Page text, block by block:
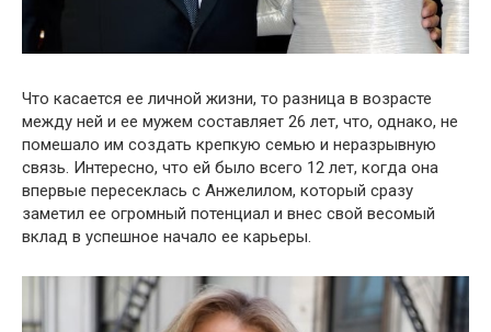
Что касается ее личной жизни, то разница в возрасте
между ней и ее мужем составляет 26 лет, что, однако, не
помешало им создать крепкую семью и неразрывную
связь. Интересно, что ей было всего 12 лет, когда она
впервые пересеклась с Анжелилом, который сразу
заметил ее огромный потенциал и внес свой весомый
вклад в успешное начало ее карьеры.